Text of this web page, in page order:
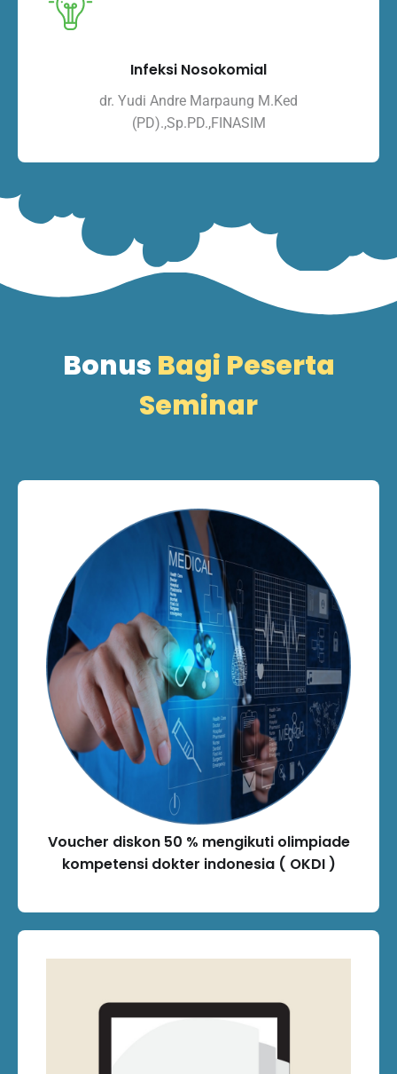
Infeksi Nosokomial
dr. Yudi Andre Marpaung M.Ked
(PD).,Sp.PD.,FINASIM
Bonus Bagi Peserta
Seminar
Voucher diskon 50 % mengikuti olimpiade
kompetensi dokter indonesia ( OKDI )